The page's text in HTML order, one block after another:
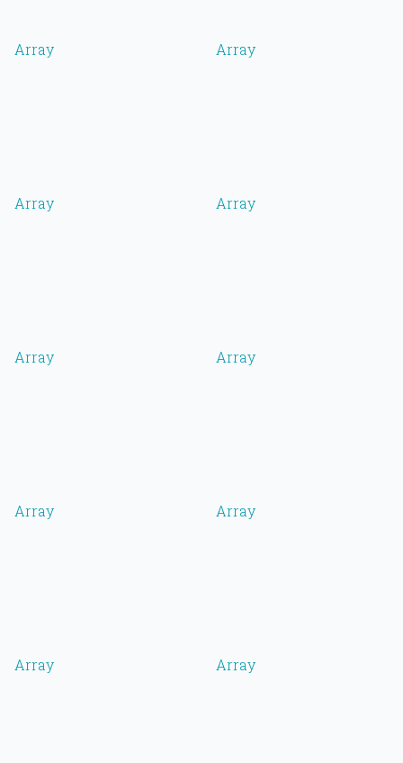
Array Array
Array Array
Array Array
Array Array
Array Array